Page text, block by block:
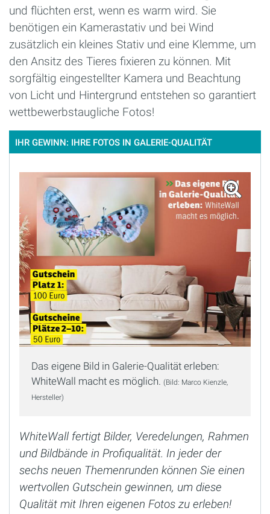
und flüchten erst, wenn es warm wird. Sie
benötigen ein Kamerastativ und bei Wind
zusätzlich ein kleines Stativ und eine Klemme, um
den Ansitz des Tieres fixieren zu können. Mit
sorgfältig eingestellter Kamera und Beachtung
von Licht und Hintergrund entstehen so garantiert
wettbewerbstaugliche Fotos!
IHR GEWINN: IHRE FOTOS IN GALERIE-QUALITÄT
Das eigene Bild in Galerie-Qualität erleben:
WhiteWall macht es möglich. (Bild: Marco Kienzle,
Hersteller)
WhiteWall fertigt Bilder, Veredelungen, Rahmen
und Bildbände in Profiqualität. In jeder der
sechs neuen Themenrunden können Sie einen
wertvollen Gutschein gewinnen, um diese
Qualität mit Ihren eigenen Fotos zu erleben!